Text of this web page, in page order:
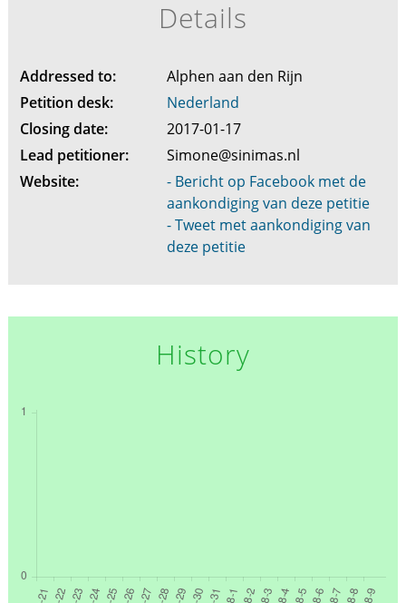
Details
Addressed to:
Alphen aan den Rijn
Petition desk:
Nederland
Closing date:
2017-01-17
Lead petitioner:
Simone@sinimas.nl
Website:
- Bericht op Facebook met de
aankondiging van deze petitie
- Tweet met aankondiging van
deze petitie
History